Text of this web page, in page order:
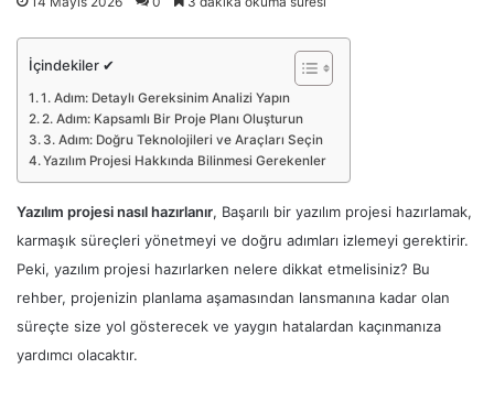
İçindekiler ✔
1. Adım: Detaylı Gereksinim Analizi Yapın
2. Adım: Kapsamlı Bir Proje Planı Oluşturun
3. Adım: Doğru Teknolojileri ve Araçları Seçin
Yazılım Projesi Hakkında Bilinmesi Gerekenler
Yazılım projesi nasıl hazırlanır, Başarılı bir yazılım projesi hazırlamak,
karmaşık süreçleri yönetmeyi ve doğru adımları izlemeyi gerektirir.
Peki, yazılım projesi hazırlarken nelere dikkat etmelisiniz? Bu
rehber, projenizin planlama aşamasından lansmanına kadar olan
süreçte size yol gösterecek ve yaygın hatalardan kaçınmanıza
yardımcı olacaktır.